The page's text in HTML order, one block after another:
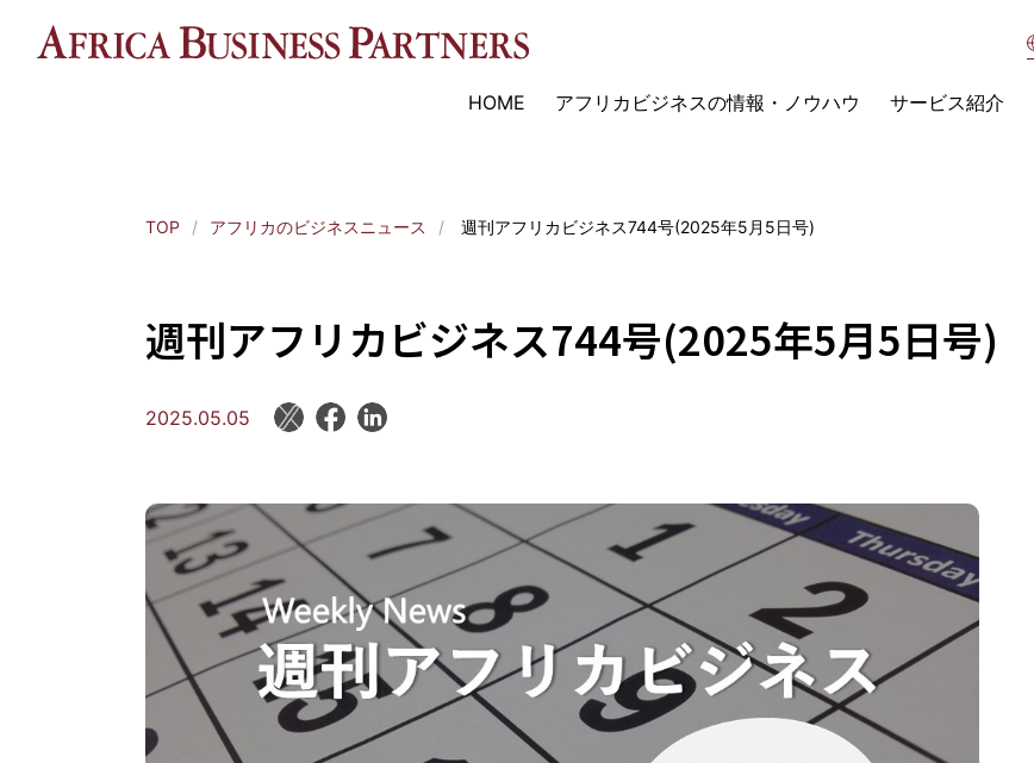
HOME アフリカビジネスの情報・ノウハウ サービス紹介
TOP アフリカのビジネスニュース 週刊アフリカビジネス744号(2025年5月5日号)
週刊アフリカビジネス744号(2025年5月5日号)
2025.05.05